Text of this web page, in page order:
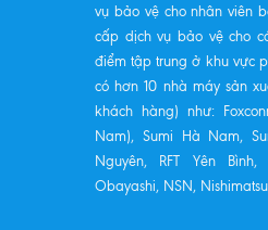
vụ bảo vệ cho nhân viên
cấp dịch vụ bảo vệ cho
điểm tập trung ở khu vực
có hơn 10 nhà máy sản
khách hàng) như:
Nam), Sumi Hà Nam,
Nguyên, RFT Yên
Obayashi, NSN,